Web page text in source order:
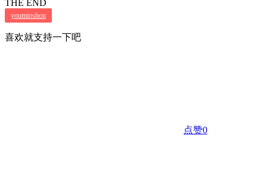
THE END
youminshou
喜欢就支持一下吧
点赞0